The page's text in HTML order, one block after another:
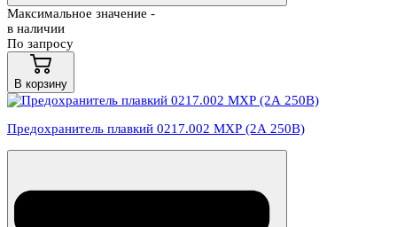
Максимальное значение -
в наличии
По запросу
В корзину
Предохранитель плавкий 0217.002 МХР (2А 250В)